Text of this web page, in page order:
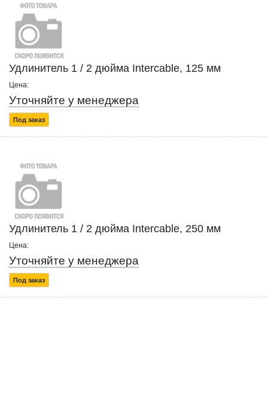
Удлинитель 1 / 2 дюйма Intercable, 125 мм
Цена:
Уточняйте у менеджера
Под заказ
Удлинитель 1 / 2 дюйма Intercable, 250 мм
Цена:
Уточняйте у менеджера
Под заказ